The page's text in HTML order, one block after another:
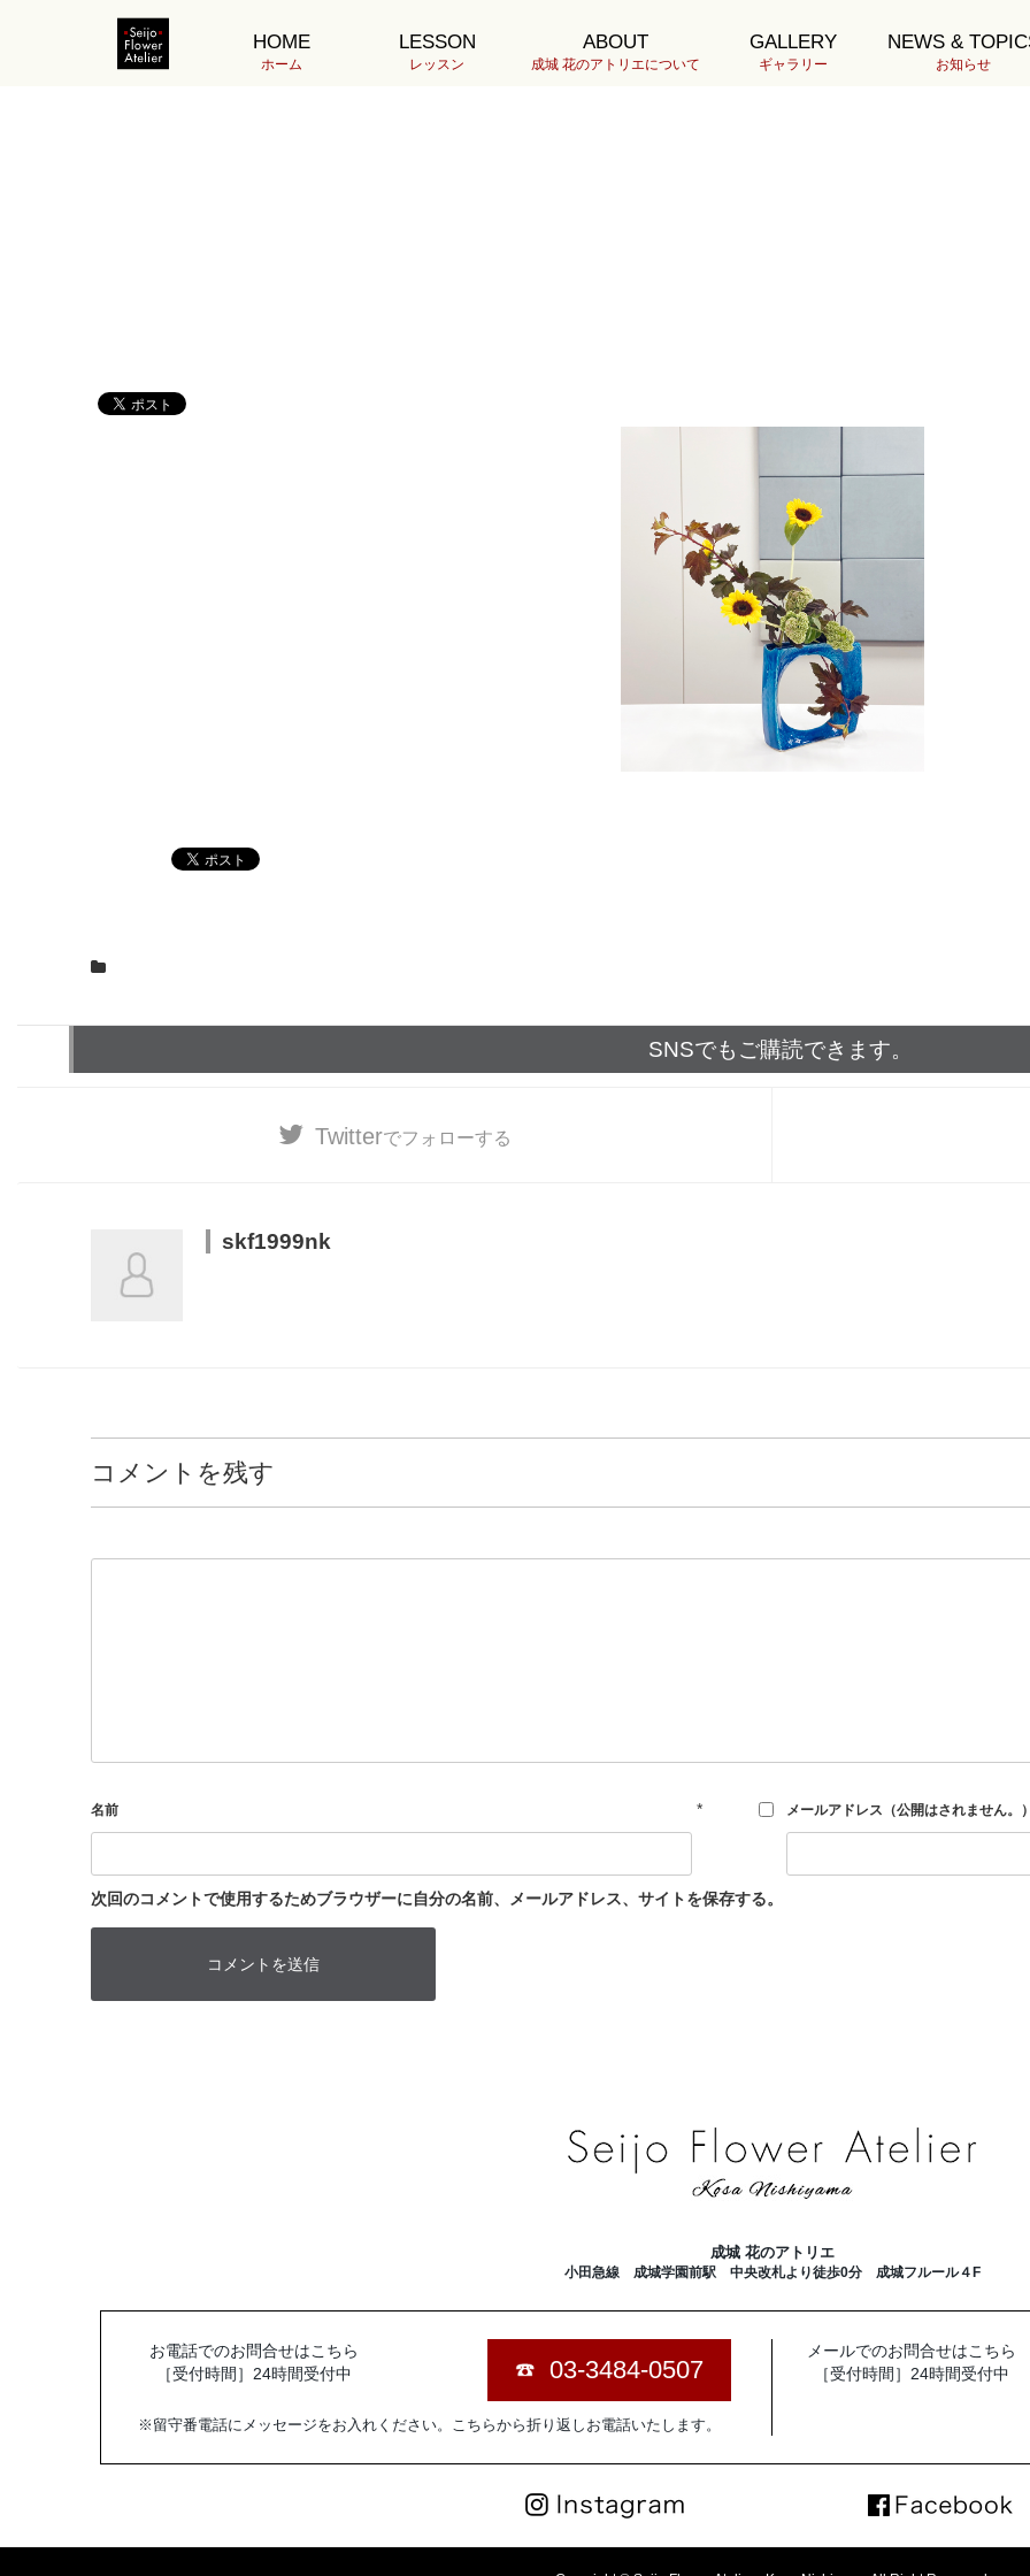
HOME
ホーム
LESSON
レッスン
ABOUT
成城 花のアトリエについて
GALLERY
ギャラリー
NEWS &
お知らせ
1000H7.19伊藤S__17760266
2022.07.28
SNSでもご購読できます。
Twitterでフォローする
skf1999nk
コメントを残す
名前 * メールアドレス（公開はされません。
次回のコメントで使用するためブラウザーに自分の名前、メールアドレス、サイトを保存する。
成城 花のアトリエ
小田急線 成城学園前駅 中央改札より徒歩0分 成城フルール４F
お電話でのお問合せはこちら
［受付時間］24時間受付中
03-3484-0507
※留守番電話にメッセージをお入れください。 こちらから折り返しお電話いたします。
メールでのお問合せはこちら
［受付時間］24時間受付中